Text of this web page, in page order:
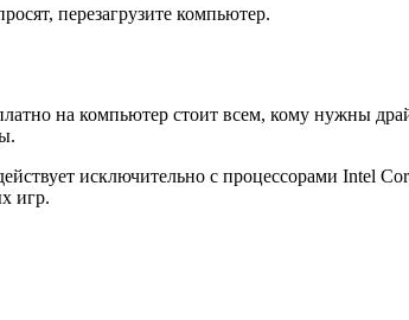
перезагрузите компьютер.
на компьютер стоит всем, кому нужны
исключительно с процессорами Intel
игр.